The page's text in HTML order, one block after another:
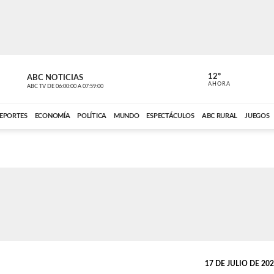
ABC NOTICIAS
ABC TV DE 06:00:00 A 07:59:00 ABC CARDINAL
12º
AHORA
ECONOMÍA POLÍTICA MUNDO ESPECTÁCULOS ABC RURAL JUEGOS
17 DE JULIO DE